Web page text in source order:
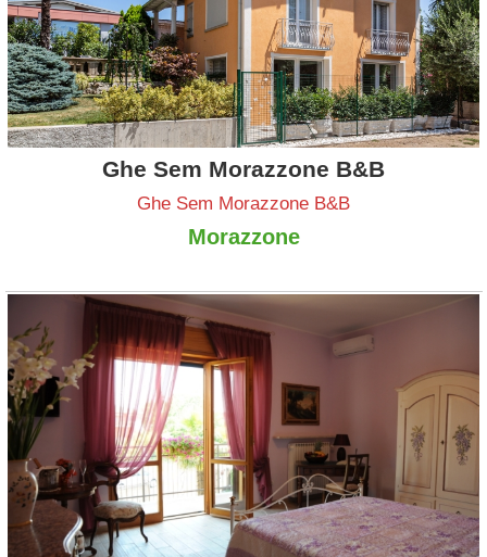
Ghe Sem Morazzone B&B
Ghe Sem Morazzone B&B
Morazzone